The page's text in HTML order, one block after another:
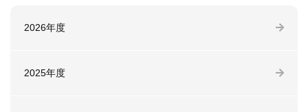
2026年度
2025年度